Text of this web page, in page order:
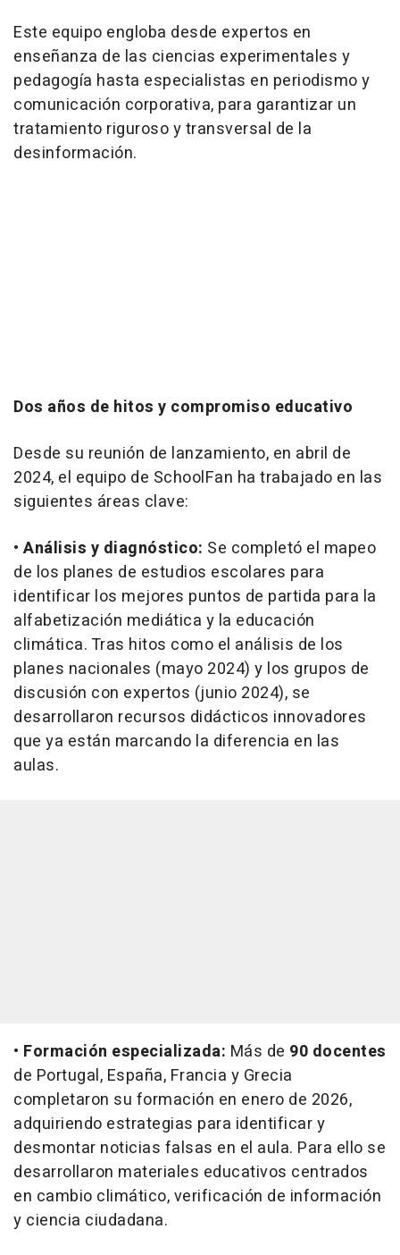
Este equipo engloba desde expertos en
enseñanza de las ciencias experimentales y
pedagogía hasta especialistas en periodismo y
comunicación corporativa, para garantizar un
tratamiento riguroso y transversal de la
desinformación.
Dos años de hitos y compromiso educativo
Desde su reunión de lanzamiento, en abril de
2024, el equipo de SchoolFan ha trabajado en las
siguientes áreas clave:
• Análisis y diagnóstico: Se completó el mapeo
de los planes de estudios escolares para
identificar los mejores puntos de partida para la
alfabetización mediática y la educación
climática. Tras hitos como el análisis de los
planes nacionales (mayo 2024) y los grupos de
discusión con expertos (junio 2024), se
desarrollaron recursos didácticos innovadores
que ya están marcando la diferencia en las
aulas.
• Formación especializada: Más de 90 docentes
de Portugal, España, Francia y Grecia
completaron su formación en enero de 2026,
adquiriendo estrategias para identificar y
desmontar noticias falsas en el aula. Para ello se
desarrollaron materiales educativos centrados
en cambio climático, verificación de información
y ciencia ciudadana.